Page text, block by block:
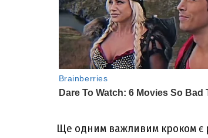
Ще одним важливим кроком є